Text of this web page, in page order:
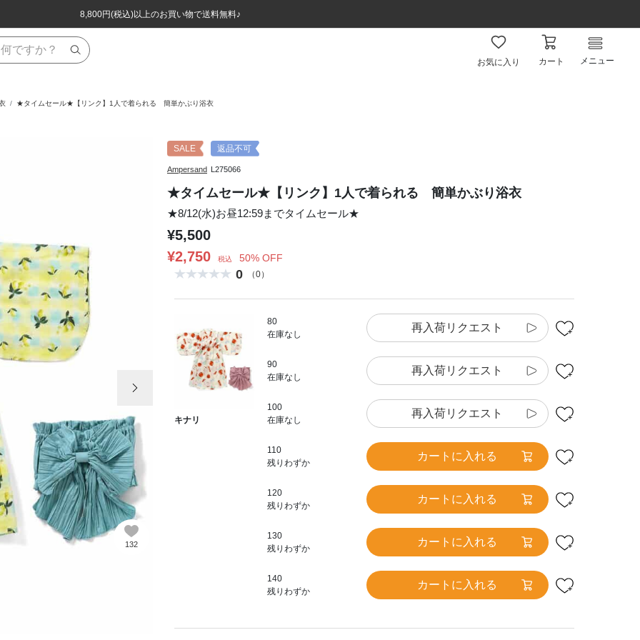
8,800円(税込)以上のお買い物で送料無料♪
ほぼ全品半額！！8/12(水)お昼12:59まで！！
8,800円(税込)以上のお買い物で送料無料♪
ほぼ全品半額！！8/12(水)お昼12:59まで！！
お気に入り カート メニュー
★タイムセール★【リンク】1人で着られる 簡単かぶり浴衣
132
SALE 返品不可
Ampersand L275066
★タイムセール★【リンク】1人で着られる 簡単かぶり浴衣
★8/12(水)お昼12:59までタイムセール★
¥5,500
¥2,750
税込 50% OFF
0 （0）
キナリ
80
在庫なし
再入荷リクエスト
90
在庫なし
再入荷リクエスト
100
在庫なし
再入荷リクエスト
110
残りわずか
カートに入れる
120
残りわずか
カートに入れる
130
残りわずか
カートに入れる
140
残りわずか
カートに入れる